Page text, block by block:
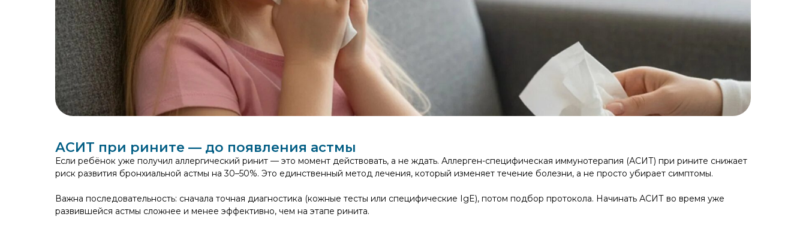
АСИТ при рините — до появления астмы
Если ребёнок уже получил аллергический ринит — это момент действовать, а не ждать. Аллерген-специфическая иммунотерапия (АСИТ) при рините снижает
риск развития бронхиальной астмы на 30–50%. Это единственный метод лечения, который изменяет течение болезни, а не просто убирает симптомы.
Важна последовательность: сначала точная диагностика (кожные тесты или специфические IgE), потом подбор протокола. Начинать АСИТ во время уже
развившейся астмы сложнее и менее эффективно, чем на этапе ринита.